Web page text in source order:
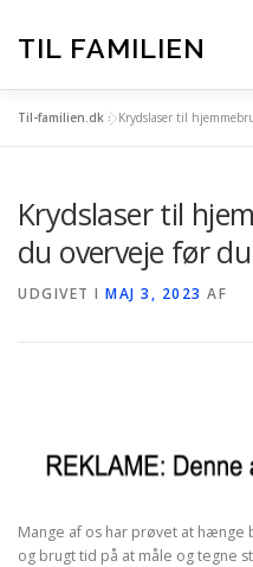
indhold
TIL FAMILIEN
TIL-FAMILIEN.DK – BAG
Til-familien.dk »Krydslaser til
Krydslaser til
du overveje før
UDGIVET I MAJ 3, 2023 AF
Mange af os har prøvet at
og brugt tid på at måle og tegne